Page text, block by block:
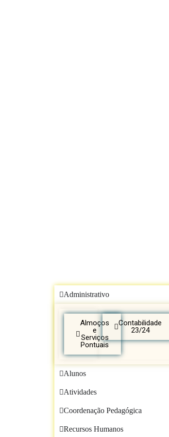
Administrativo
Almoços
e
Serviços
Pontuais
Contabilidade
23/24
Alunos
Atividades
Coordenação Pedagógica
Recursos Humanos